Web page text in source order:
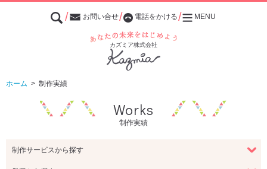
お問い合せ 電話をかける MENU
カズミア株式会社
ホーム > 制作実績
Works
制作実績
制作サービスから探す